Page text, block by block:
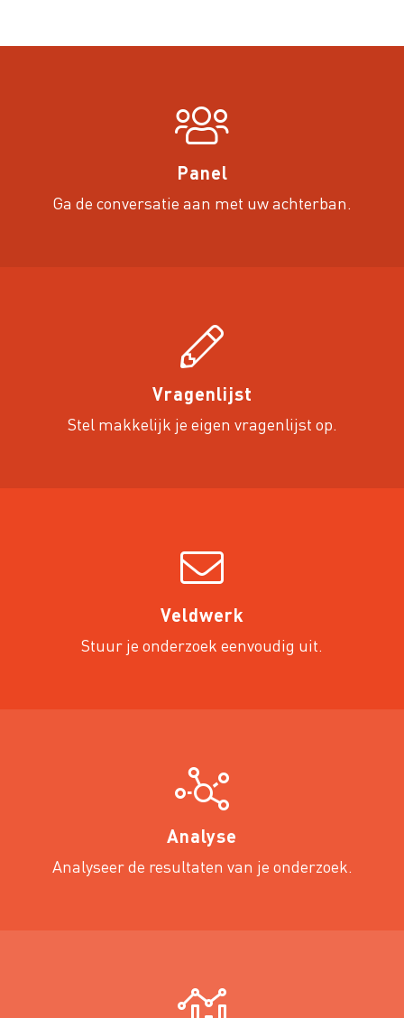
Panel
Ga de conversatie aan met uw achterban.
Vragenlijst
Stel makkelijk je eigen vragenlijst op.
Veldwerk
Stuur je onderzoek eenvoudig uit.
Analyse
Analyseer de resultaten van je onderzoek.